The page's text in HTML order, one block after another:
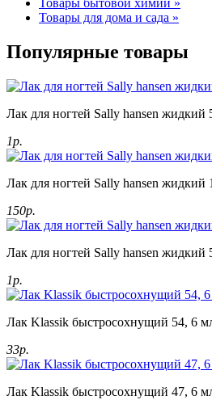
Товары бытовой химии »
Товары для дома и сада »
Популярные товары
Лак для ногтей Sally hansen жидкий
1р.
Лак для ногтей Sally hansen жидкий
150р.
Лак для ногтей Sally hansen жидкий
1р.
Лак Klassik быстросохнущий 54, 6
33р.
Лак Klassik быстросохнущий 47, 6